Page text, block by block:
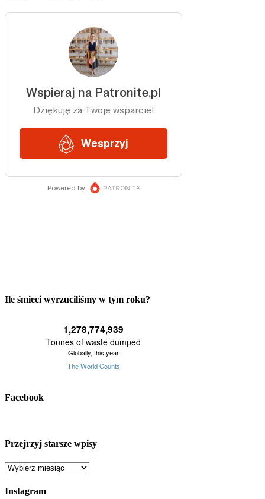
Ile śmieci wyrzuciliśmy w tym roku?
Facebook
Przejrzyj starsze wpisy
Przejrzyj
wpisy
Instagram